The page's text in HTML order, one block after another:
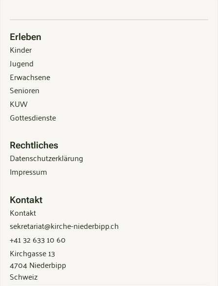
Erleben
Kinder
Jugend
Erwachsene
Senioren
KUW
Gottesdienste
Rechtliches
Datenschutzerklärung
Impressum
Kontakt
Kontakt
sekretariat@kirche-niederbipp.ch
+41 32 633 10 60
Kirchgasse 13
4704 Niederbipp
Schweiz